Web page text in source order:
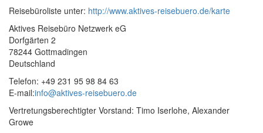
Reisebüroliste unter: http://www.aktives-reisebuero.de/karte
Aktives Reisebüro Netzwerk eG
Dorfgärten 2
78244 Gottmadingen
Deutschland
Telefon: +49 231 95 98 84 63
E-mail:info@aktives-reisebuero.de
Vertretungsberechtigter Vorstand: Timo Iserlohe, Alexander
Growe